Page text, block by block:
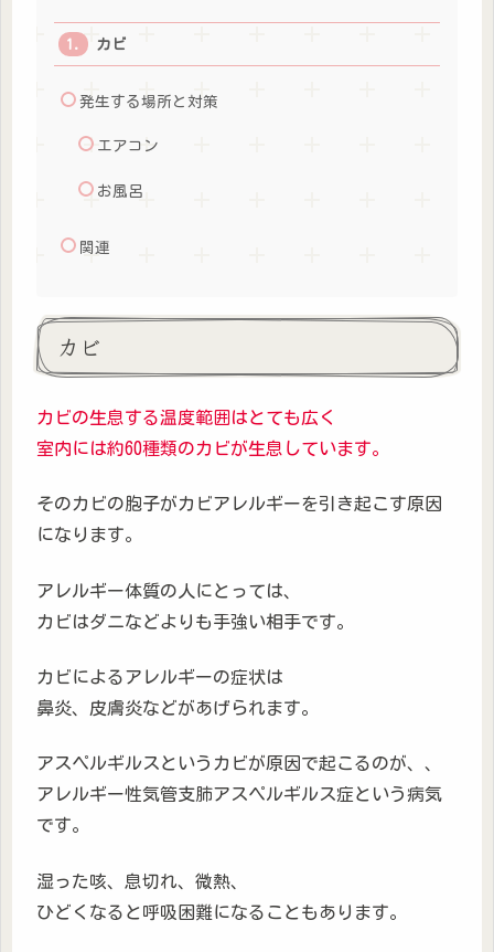
カビ
発生する場所と対策
エアコン
お風呂
関連
カビ
カビの生息する温度範囲はとても広く
室内には約60種類のカビが生息しています。
そのカビの胞子がカビアレルギーを引き起こす原因
になります。
アレルギー体質の人にとっては、
カビはダニなどよりも手強い相手です。
カビによるアレルギーの症状は
鼻炎、皮膚炎などがあげられます。
アスペルギルスというカビが原因で起こるのが、、
アレルギー性気管支肺アスペルギルス症という病気
です。
湿った咳、息切れ、微熱、
ひどくなると呼吸困難になることもあります。